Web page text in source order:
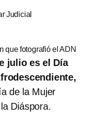
Judicial
que fotografió el ADN
julio es el Día
de la Mujer
Diáspora.